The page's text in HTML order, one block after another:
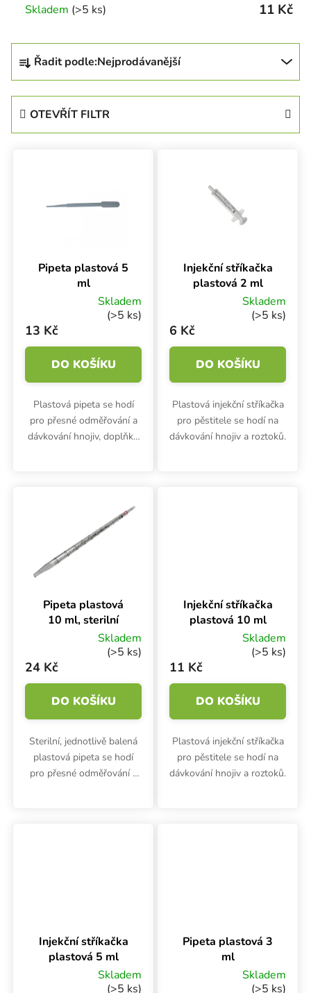
Skladem (>5 ks) 11 Kč
Řazení produktů
Řadit podle:Nejprodávanější
OTEVŘÍT FILTR
Pipeta plastová 5
ml
Skladem
(>5 ks)
13 Kč
DO KOŠÍKU
Plastová pipeta se hodí
pro přesné odměřování a
dávkování hnojiv, doplňků
Injekční stříkačka
plastová 2 ml
Skladem
(>5 ks)
6 Kč
DO KOŠÍKU
Plastová injekční stříkačka
pro pěstitele se hodí na
dávkování hnojiv a roztoků.
Pipeta plastová
10 ml, sterilní
Skladem
(>5 ks)
24 Kč
DO KOŠÍKU
Sterilní, jednotlivě balená
plastová pipeta se hodí
pro přesné odměřování a
Injekční stříkačka
plastová 10 ml
Skladem
(>5 ks)
11 Kč
DO KOŠÍKU
Plastová injekční stříkačka
pro pěstitele se hodí na
dávkování hnojiv a roztoků.
Injekční stříkačka
plastová 5 ml
Skladem
(>5 ks)
Pipeta plastová 3
ml
Skladem
(>5 ks)